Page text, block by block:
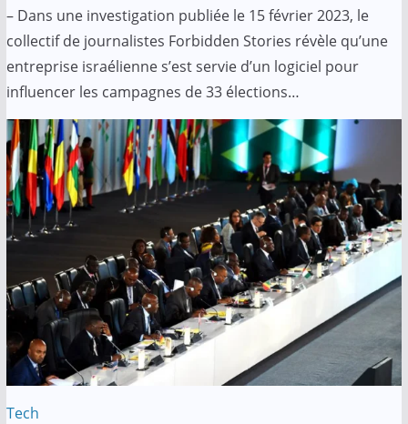
– Dans une investigation publiée le 15 février 2023, le
collectif de journalistes Forbidden Stories révèle qu’une
entreprise israélienne s’est servie d’un logiciel pour
influencer les campagnes de 33 élections…
Tech